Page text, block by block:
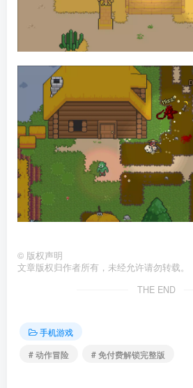
© 版权声明
文章版权归作者所有，未经允许请勿转载。
THE END
手机游戏
# 动作冒险
# 免付费解锁完整版